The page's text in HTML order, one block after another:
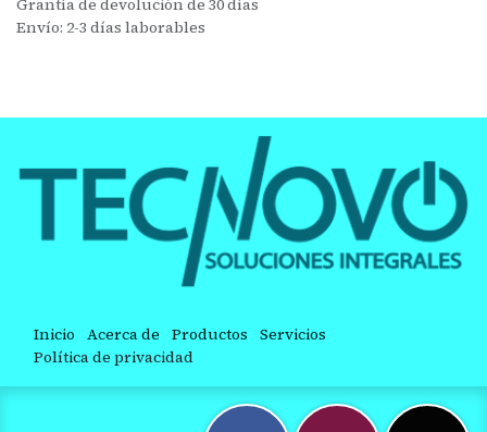
Envío: 2-3 días laborables
Inicio Acerca de Productos Servicios
Política de privacidad